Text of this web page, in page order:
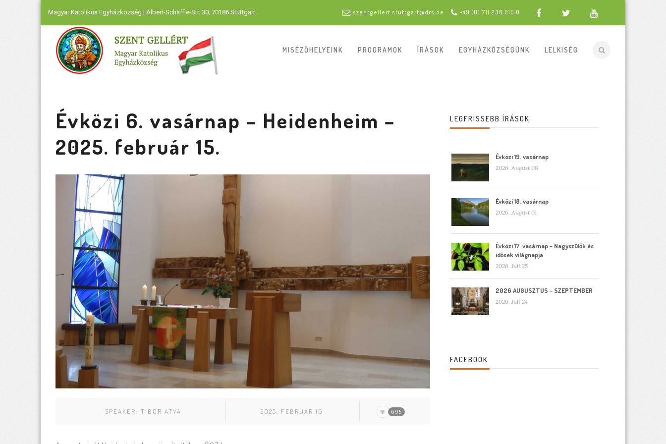
Magyar Katolikus Egyházközség | Albert-Schäffle-Str. 30, 70186 Stuttgart szentgellert.stuttgart@drs.de +49 (0) 711 236 919 0
MISÉZŐHELYEINK PROGRAMOK ÍRÁSOK EGYHÁZKÖZSÉGÜNK LELKISÉG
Évközi 6. vasárnap – Heidenheim –
2025. február 15.
SPEAKER: TIBOR ATYA 2025. FEBRUAR 16 695
LEGFRISSEBB ÍRÁSOK
Évközi 19. vasárnap
2026. August 08
Évközi 18. vasárnap
2026. August 01
Évközi 17. vasárnap – Nagyszülők és
idősek világnapja
2026. Juli 25
2026 AUGUSZTUS – SZEPTEMBER
2026. Juli 24
FACEBOOK